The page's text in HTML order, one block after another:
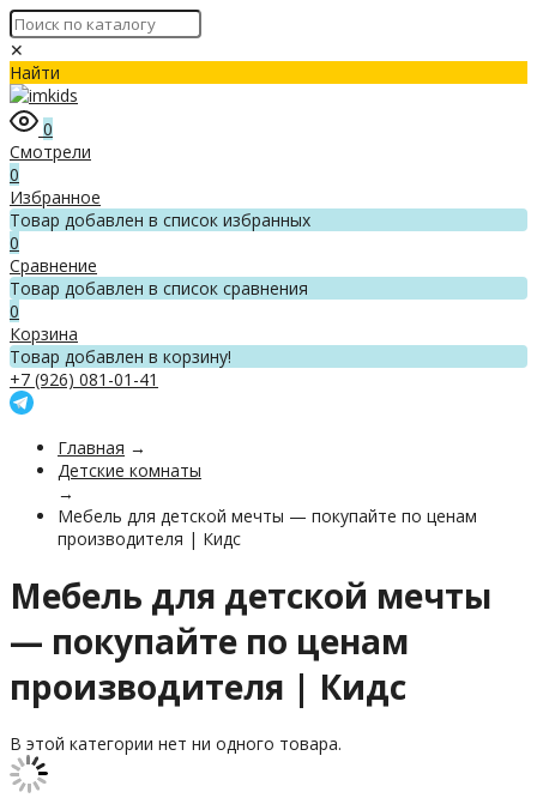
✕
Найти
0
Смотрели
0
Избранное
Товар добавлен в список избранных
0
Сравнение
Товар добавлен в список сравнения
0
Корзина
Товар добавлен в корзину!
+7 (926) 081-01-41
Главная →
Детские комнаты
→
Мебель для детской мечты — покупайте по ценам
производителя | Кидс
Мебель для детской мечты
— покупайте по ценам
производителя | Кидс
В этой категории нет ни одного товара.